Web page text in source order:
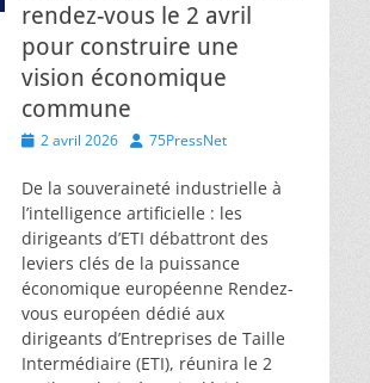
rendez-vous le 2 avril
pour construire une
vision économique
commune
Posted
2 avril 2026 Author
75PressNet
De la souveraineté industrielle à
l’intelligence artificielle : les
dirigeants d’ETI débattront des
leviers clés de la puissance
économique européenne Rendez-
vous européen dédié aux
dirigeants d’Entreprises de Taille
Intermédiaire (ETI), réunira le 2